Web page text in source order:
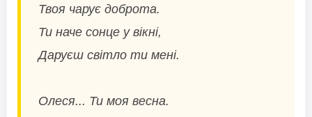
Твоя чарує доброта.
Ти наче сонце у вікні,
Даруєш світло ти мені.
Олеся... Ти моя весна.